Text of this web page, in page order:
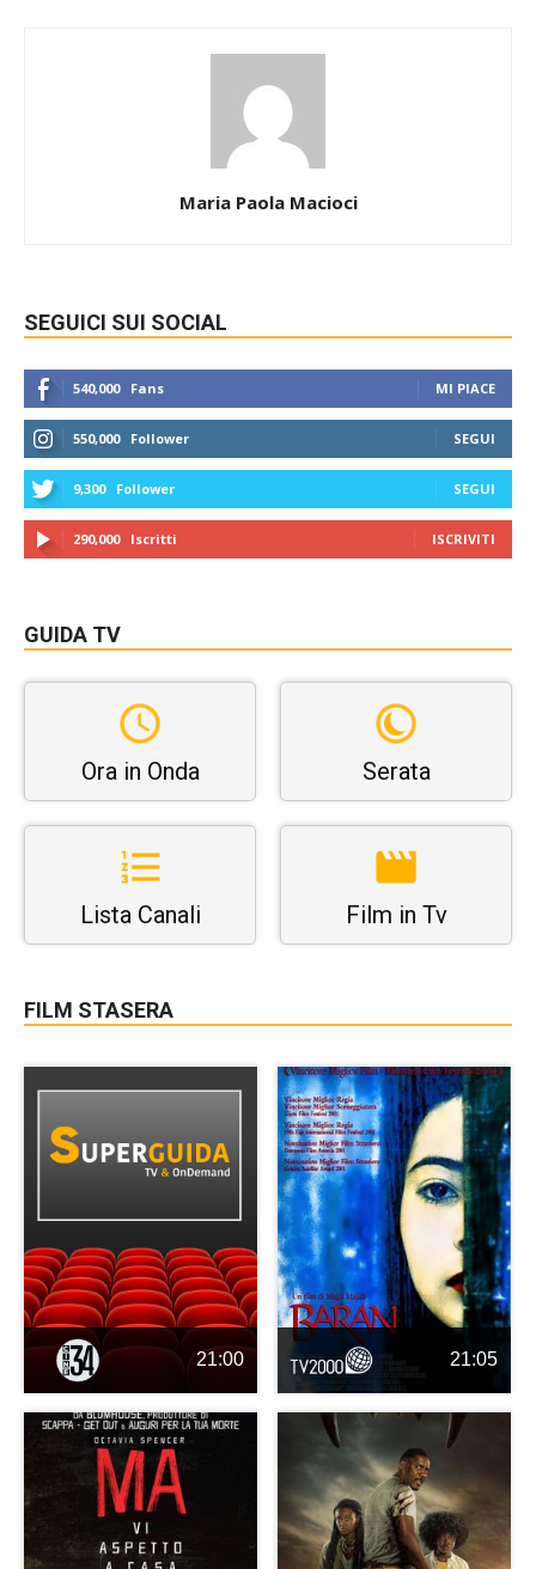
Maria Paola Macioci
SEGUICI SUI SOCIAL
540,000 Fans MI PIACE
550,000 Follower SEGUI
9,300 Follower SEGUI
290,000 Iscritti ISCRIVITI
GUIDA TV
Ora in Onda Serata
Lista Canali Film in Tv
FILM STASERA
21:00 21:05